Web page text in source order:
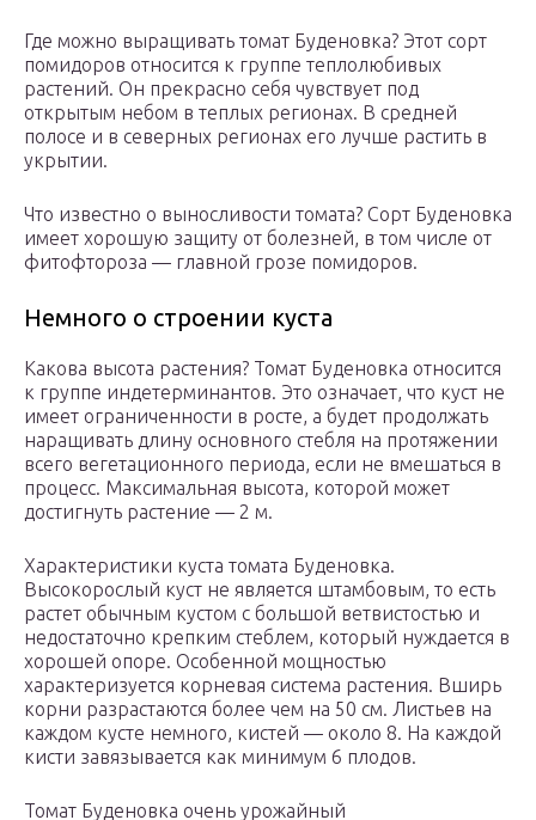
Где можно выращивать томат Буденовка? Этот сорт
помидоров относится к группе теплолюбивых
растений. Он прекрасно себя чувствует под
открытым небом в теплых регионах. В средней
полосе и в северных регионах его лучше растить в
укрытии.
Что известно о выносливости томата? Сорт Буденовка
имеет хорошую защиту от болезней, в том числе от
фитофтороза — главной грозе помидоров.
Немного о строении куста
Какова высота растения? Томат Буденовка относится
к группе индетерминантов. Это означает, что куст не
имеет ограниченности в росте, а будет продолжать
наращивать длину основного стебля на протяжении
всего вегетационного периода, если не вмешаться в
процесс. Максимальная высота, которой может
достигнуть растение — 2 м.
Характеристики куста томата Буденовка.
Высокорослый куст не является штамбовым, то есть
растет обычным кустом с большой ветвистостью и
недостаточно крепким стеблем, который нуждается в
хорошей опоре. Особенной мощностью
характеризуется корневая система растения. Вширь
корни разрастаются более чем на 50 см. Листьев на
каждом кусте немного, кистей — около 8. На каждой
кисти завязывается как минимум 6 плодов.
Томат Буденовка очень урожайный